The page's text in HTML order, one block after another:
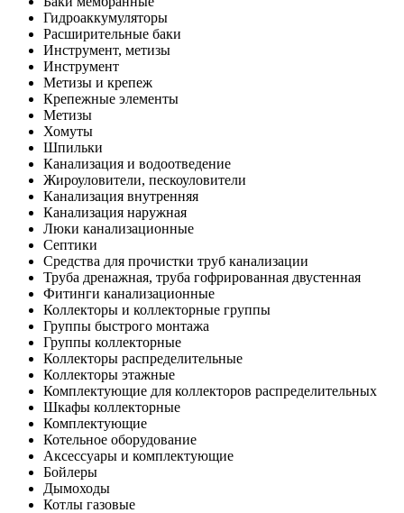
Гидроаккумуляторы
Расширительные баки
Инструмент, метизы
Инструмент
Метизы и крепеж
Крепежные элементы
Метизы
Хомуты
Шпильки
Канализация и водоотведение
Жироуловители, пескоуловители
Канализация внутренняя
Канализация наружная
Люки канализационные
Септики
Средства для прочистки труб канализации
Труба дренажная, труба гофрированная двустенная
Фитинги канализационные
Коллекторы и коллекторные группы
Группы быстрого монтажа
Группы коллекторные
Коллекторы распределительные
Коллекторы этажные
Комплектующие для коллекторов распределительных
Шкафы коллекторные
Комплектующие
Котельное оборудование
Аксессуары и комплектующие
Бойлеры
Дымоходы
Котлы газовые